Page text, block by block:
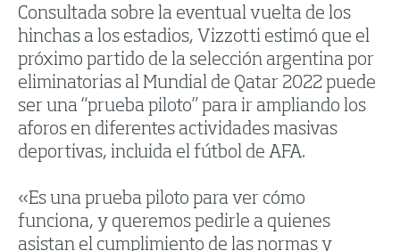
Consultada sobre la eventual vuelta de los
hinchas a los estadios, Vizzotti estimó que el
próximo partido de la selección argentina por
eliminatorias al Mundial de Qatar 2022 puede
ser una “prueba piloto” para ir ampliando los
aforos en diferentes actividades masivas
deportivas, incluida el fútbol de AFA.
«Es una prueba piloto para ver cómo
funciona, y queremos pedirle a quienes
asistan el cumplimiento de las normas y